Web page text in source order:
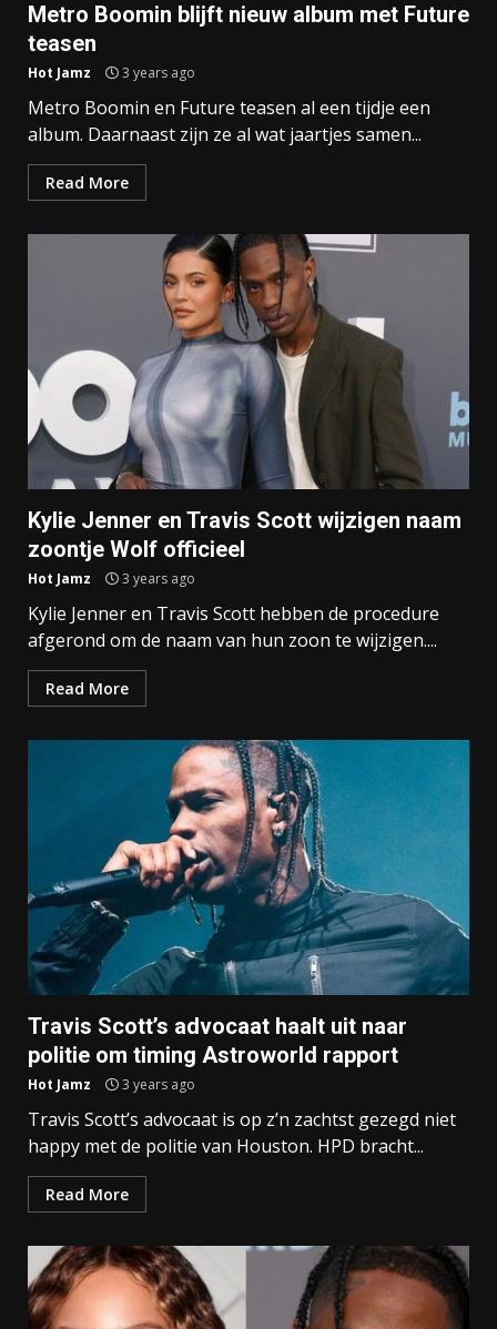
Metro Boomin blijft nieuw album met Future
teasen
Hot Jamz 3 years ago
Metro Boomin en Future teasen al een tijdje een
album. Daarnaast zijn ze al wat jaartjes samen...
Read More
Kylie Jenner en Travis Scott wijzigen naam
zoontje Wolf officieel
Hot Jamz 3 years ago
Kylie Jenner en Travis Scott hebben de procedure
afgerond om de naam van hun zoon te wijzigen....
Read More
Travis Scott’s advocaat haalt uit naar
politie om timing Astroworld rapport
Hot Jamz 3 years ago
Travis Scott’s advocaat is op z’n zachtst gezegd niet
happy met de politie van Houston. HPD bracht...
Read More